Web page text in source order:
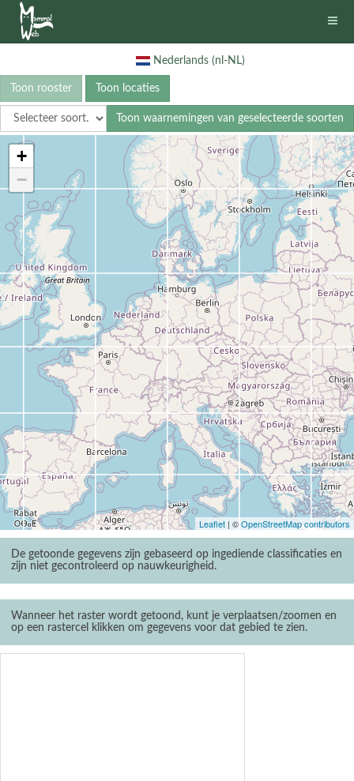
Nederlands (nl-NL)
Toon rooster Toon locaties
Toon waarnemingen van geselecteerde soorten
+
−
Leaflet | ©OpenStreetMap contributors
De getoonde gegevens zijn gebaseerd op ingediende classificaties en
zijn niet gecontroleerd op nauwkeurigheid.
Wanneer het raster wordt getoond, kunt je verplaatsen/zoomen en
op een rastercel klikken om gegevens voor dat gebied te zien.